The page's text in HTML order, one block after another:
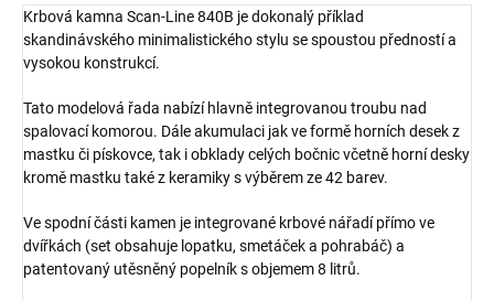
Krbová kamna Scan-Line 840B je dokonalý příklad
skandinávského minimalistického stylu se spoustou předností a
vysokou konstrukcí.
Tato modelová řada nabízí hlavně integrovanou troubu nad
spalovací komorou. Dále akumulaci jak ve formě horních desek z
mastku či pískovce, tak i obklady celých bočnic včetně horní desky
kromě mastku také z keramiky s výběrem ze 42 barev.
Ve spodní části kamen je integrované krbové nářadí přímo ve
dvířkách (set obsahuje lopatku, smetáček a pohrabáč) a
patentovaný utěsněný popelník s objemem 8 litrů.